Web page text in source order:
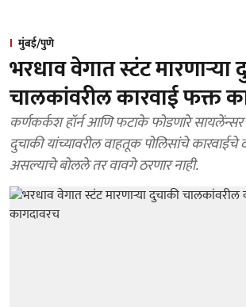
मुंबई/पुणे
भरधाव वेगात स्टंट मारणाऱ्या
चालकांवरील कारवाई फक्त
कर्णकर्कश हॉर्न आणि फटाके फोडणारे सायलेंन्सर
दुचाकी यांच्यावरील वाहतूक पोलिसांचे कारवाईचे
असल्याचे बोलले तर वावगे ठरणार नाही.